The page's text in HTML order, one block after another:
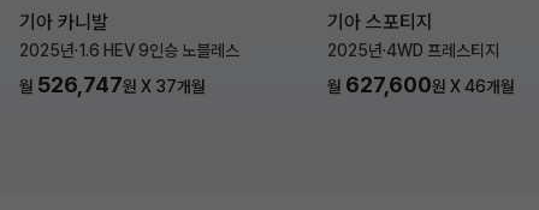
기아 카니발
2025년·1.6 HEV 9인승 노블레스
월 526,747원 X 37개월
기아 스포티지
2025년·4WD 프레스티지
월 627,600원 X46개월